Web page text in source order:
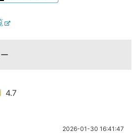
4.7
2026-01-30 16:41:47